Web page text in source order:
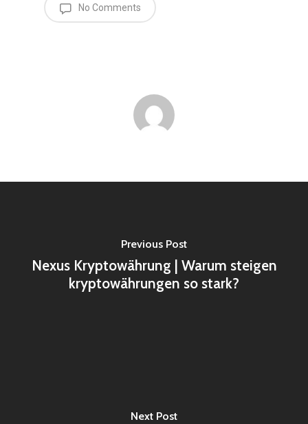
No Comments
Previous Post
Nexus Kryptowährung | Warum steigen
kryptowährungen so stark?
Next Post